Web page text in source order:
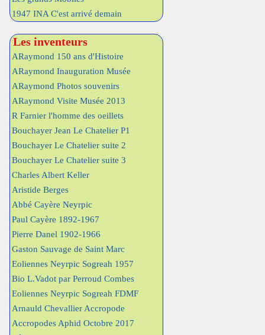
1947 INA C'est arrivé demain
Les inventeurs
ARaymond 150 ans d'Histoire
ARaymond Inauguration Musée
ARaymond Photos souvenirs
ARaymond Visite Musée 2013
R Farnier l'homme des oeillets
Bouchayer Jean Le Chatelier P1
Bouchayer Le Chatelier suite 2
Bouchayer Le Chatelier suite 3
Charles Albert Keller
Aristide Berges
Abbé Cayère Neyrpic
Paul Cayère 1892-1967
Pierre Danel 1902-1966
Gaston Sauvage de Saint Marc
Eoliennes Neyrpic Sogreah 1957
Bio L.Vadot par Perroud Combes
Eoliennes Neyrpic Sogreah FDMF
Arnauld Chevallier Accropode
Accropodes Aphid Octobre 2017